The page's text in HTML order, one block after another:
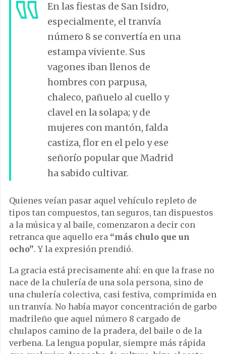
En las fiestas de San Isidro,
especialmente, el tranvía
número 8 se convertía en una
estampa viviente. Sus
vagones iban llenos de
hombres con parpusa,
chaleco, pañuelo al cuello y
clavel en la solapa; y de
mujeres con mantón, falda
castiza, flor en el pelo y ese
señorío popular que Madrid
ha sabido cultivar.
Quienes veían pasar aquel vehículo repleto de
tipos tan compuestos, tan seguros, tan dispuestos
a la música y al baile, comenzaron a decir con
retranca que aquello era “más chulo que un
ocho”. Y la expresión prendió.
La gracia está precisamente ahí: en que la frase no
nace de la chulería de una sola persona, sino de
una chulería colectiva, casi festiva, comprimida en
un tranvía. No había mayor concentración de garbo
madrileño que aquel número 8 cargado de
chulapos camino de la pradera, del baile o de la
verbena. La lengua popular, siempre más rápida